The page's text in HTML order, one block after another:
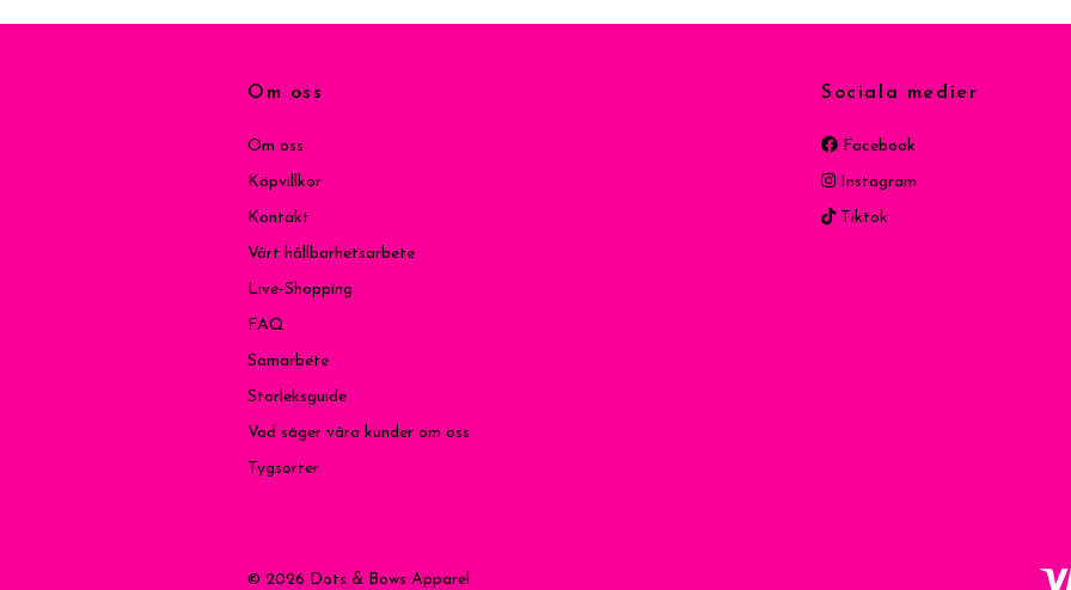
Om oss
Om oss
Köpvillkor
Kontakt
Vårt hållbarhetsarbete
Live-Shopping
FAQ
Samarbete
Storleksguide
Vad säger våra kunder om oss
Tygsorter
Sociala medier
Facebook
Instagram
Tiktok
© 2026 Dots & Bows Apparel